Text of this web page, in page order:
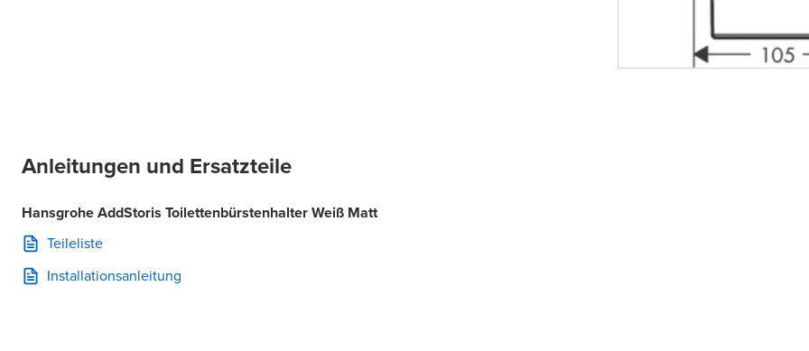
Anleitungen und Ersatzteile
Hansgrohe AddStoris Toilettenbürstenhalter Weiß Matt
Teileliste
Installationsanleitung